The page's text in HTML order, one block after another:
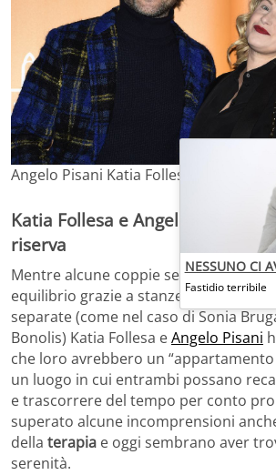
Angelo Pisani Katia Follesa
Katia Follesa e Angelo Pisani:
riserva
Mentre alcune coppie sembrano
equilibrio grazie a stanze separate o
separate (come nel caso di Sonia
Bonolis) Katia Follesa eAngelo Pisani
che loro avrebbero un “appartamento
un luogo in cui entrambi possano
e trascorrere del tempo per conto
superato alcune incomprensioni
della terapia e oggi sembrano aver
serenità.
NESSUNO CI
Fastidio terribile